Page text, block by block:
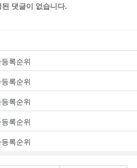
된 댓글이 없습니다.
록순위
록순위
록순위
록순위
록순위